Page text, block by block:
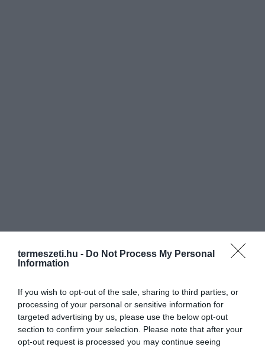
termeszeti.hu - Do Not Process My Personal
Information
If you wish to opt-out of the sale, sharing to third parties, or
processing of your personal or sensitive information for
targeted advertising by us, please use the below opt-out
section to confirm your selection. Please note that after your
opt-out request is processed you may continue seeing